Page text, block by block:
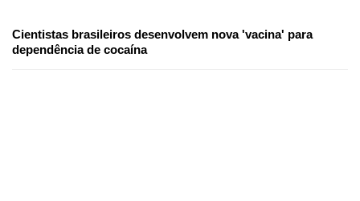
Cientistas brasileiros desenvolvem nova 'vacina' para
dependência de cocaína